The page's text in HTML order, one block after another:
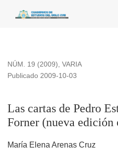
Las cartas de Pedro Estala a
NÚM. 19 (2009), VARIA
Las cartas de Pedro
Forner (nueva
Publicado 2009-10-03
María Elena Arenas Cruz